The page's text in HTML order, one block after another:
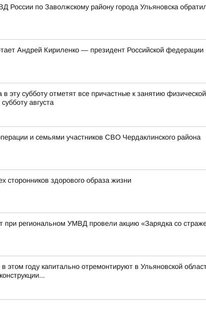
по Заволжскому району города Ульяновска
Андрей Кириленко — президент Российской
эту субботу отметят все причастные к занятию
августа
и семьями участников СВО Чердаклинского района
сторонников здорового образа жизни
при региональном УМВД провели акцию «Зарядка со
этом году капитально отремонтируют в Ульяновской